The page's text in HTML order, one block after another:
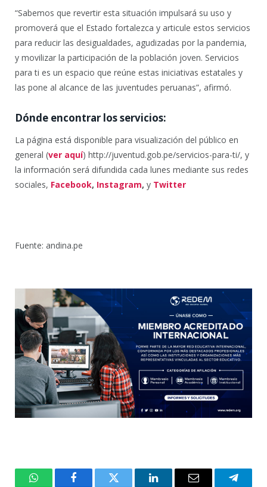
“Sabemos que revertir esta situación impulsará su uso y
promoverá que el Estado fortalezca y articule estos servicios
para reducir las desigualdades, agudizadas por la pandemia,
y movilizar la participación de la población joven. Servicios
para ti es un espacio que reúne estas iniciativas estatales y
las pone al alcance de las juventudes peruanas”, afirmó.
Dónde encontrar los servicios:
La página está disponible para visualización del público en
general (ver aquí) http://juventud.gob.pe/servicios-para-ti/, y
la información será difundida cada lunes mediante sus redes
sociales, Facebook, Instagram, y Twitter
Fuente: andina.pe